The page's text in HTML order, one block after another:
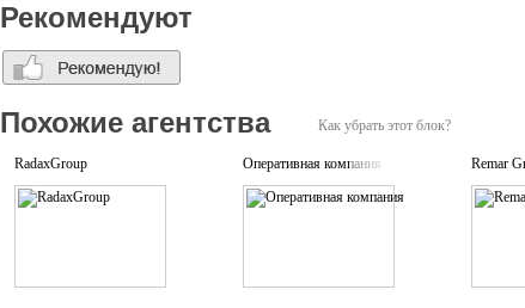
Рекомендуют
Как убрать этот блок?
Похожие агентства
RadaxGroup Оперативная компания Remar